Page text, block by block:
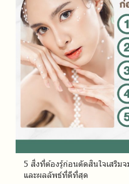
5 สิ่งที่ต้องรู้ก่อนตัดสินใจเสริม
และผลลัพธ์ที่ดีที่สุด